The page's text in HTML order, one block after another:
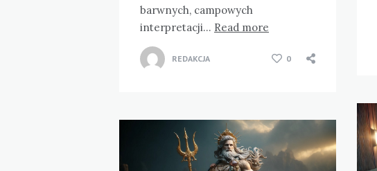
barwnych, campowych
interpretacji… Read more
REDAKCJA 0